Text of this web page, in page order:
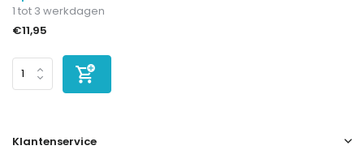
1 tot 3 werkdagen
€11,95
Klantenservice